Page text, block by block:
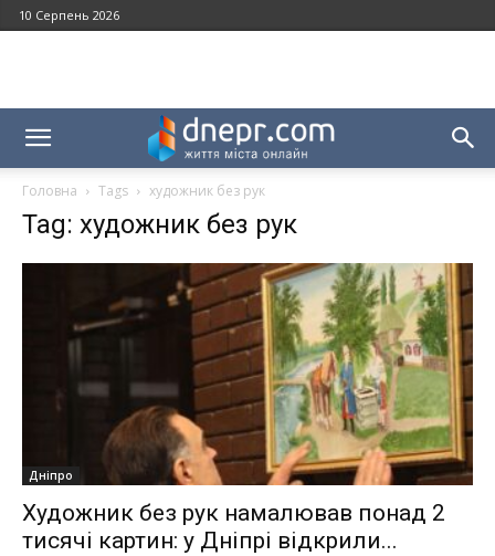
10 Серпень 2026
Головна Tags художник без рук
Tag: художник без рук
Дніпро
Художник без рук намалював понад 2
тисячі картин: у Дніпрі відкрили...